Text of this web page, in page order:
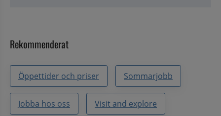
Rekommenderat
Öppettider och priser Sommarjobb
Jobba hos oss Visit and explore